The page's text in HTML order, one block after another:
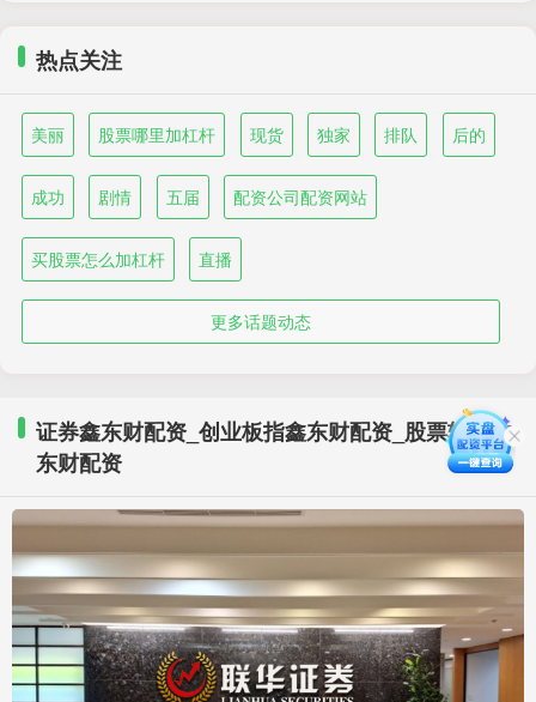
热点关注
美丽 股票哪里加杠杆 现货 独家 排队 后的
成功 剧情 五届 配资公司配资网站
买股票怎么加杠杆 直播
更多话题动态
证券鑫东财配资_创业板指鑫东财配资_股票软件鑫
东财配资